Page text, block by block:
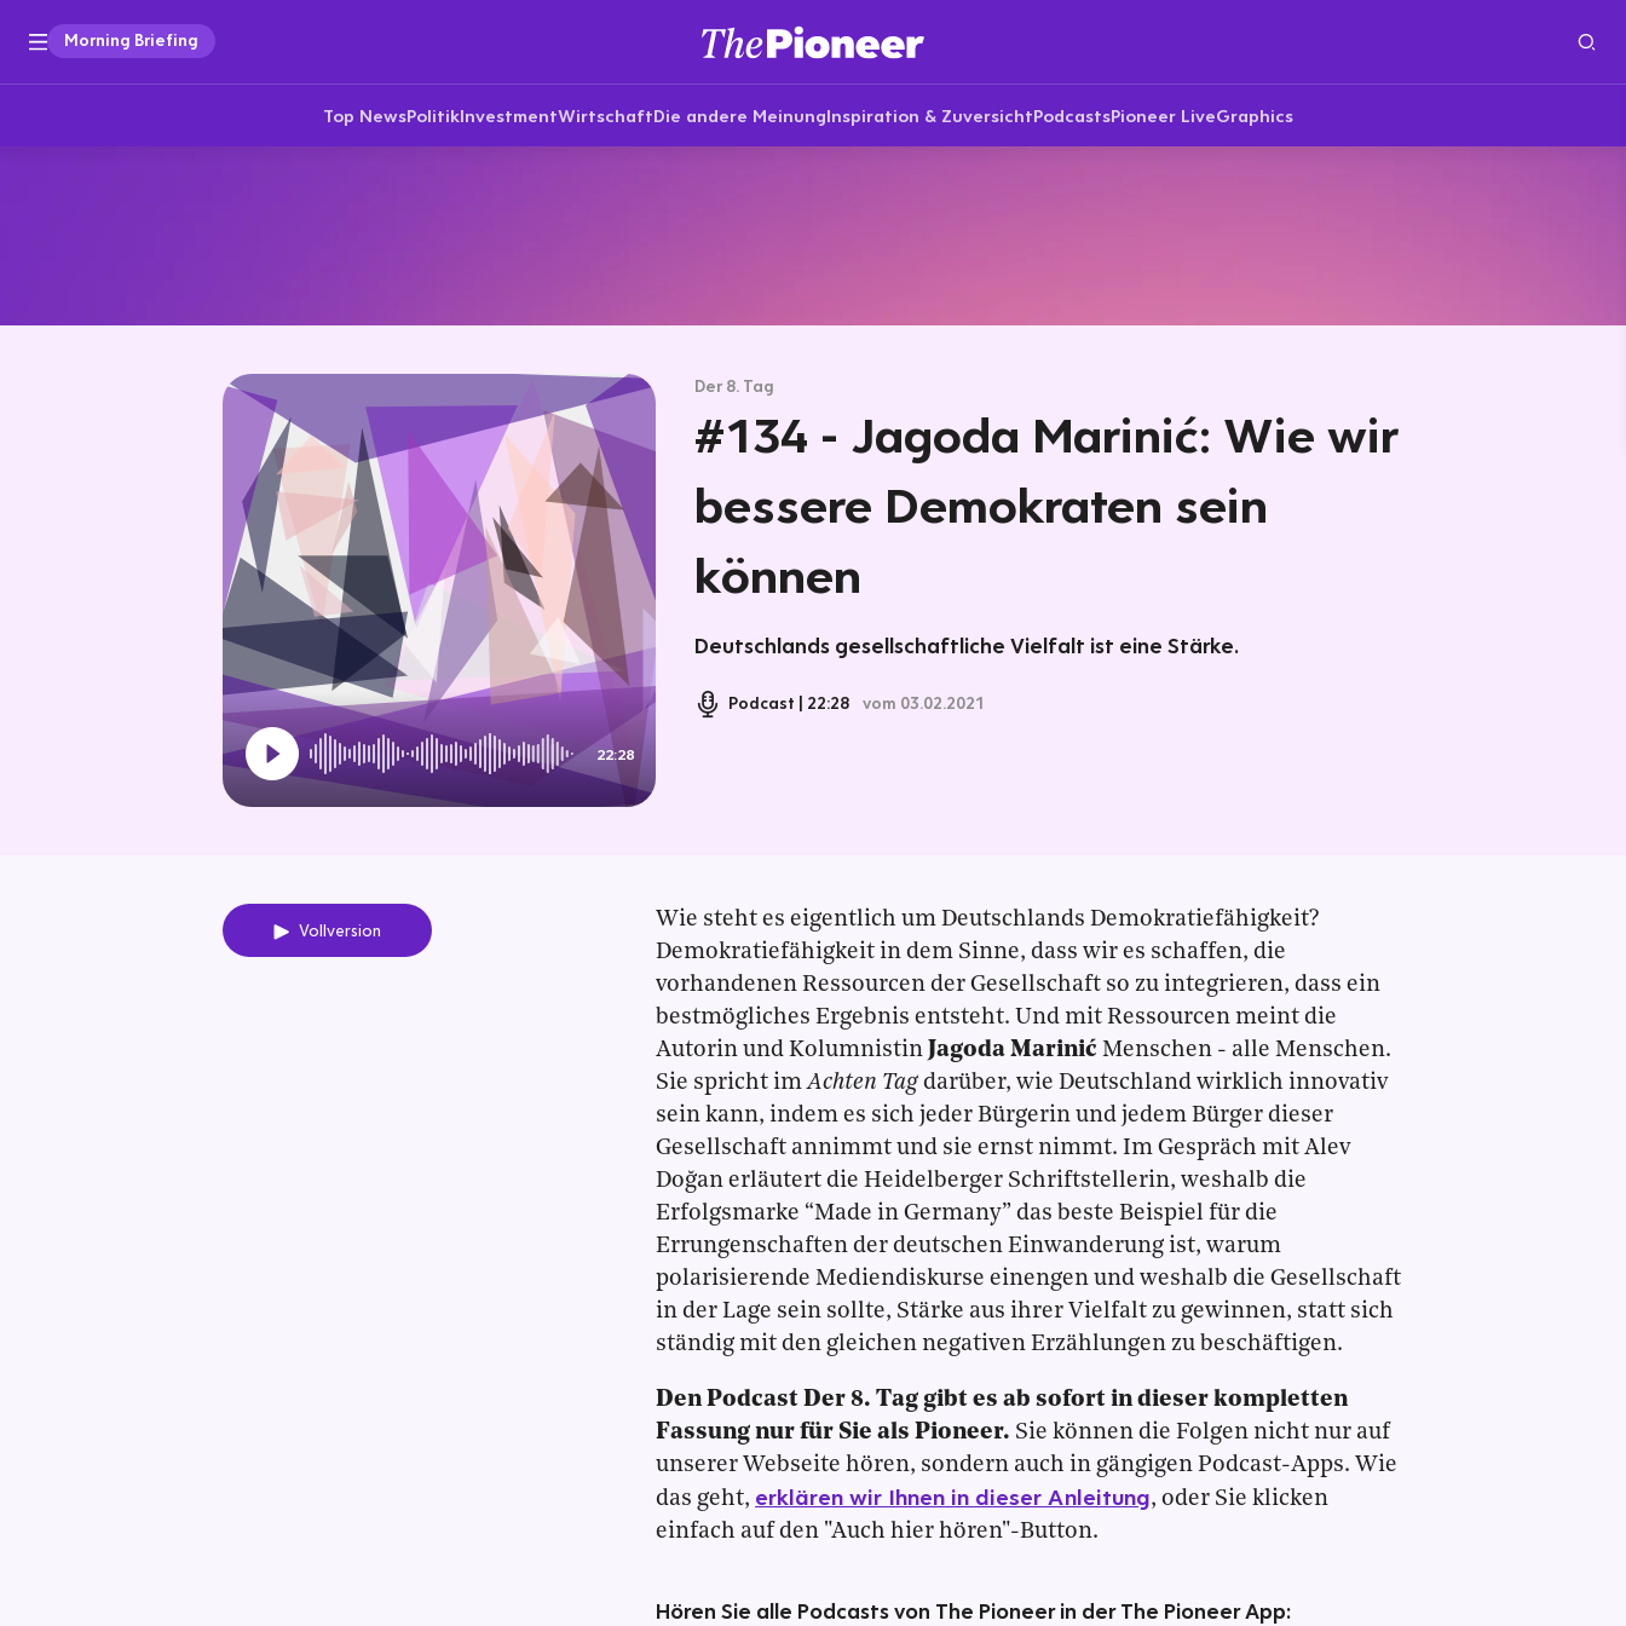
Morning Briefing
Top NewsPolitikInvestmentWirtschaftDie andere MeinungInspiration & ZuversichtPodcastsPioneer LiveGraphics
22:28
Der 8. Tag
#134 - Jagoda Marinić: Wie wir
bessere Demokraten sein
können
Deutschlands gesellschaftliche Vielfalt ist eine Stärke.
Podcast 22:28 vom 03.02.2021
Vollversion
Wie steht es eigentlich um Deutschlands Demokratiefähigkeit?
Demokratiefähigkeit in dem Sinne, dass wir es schaffen, die
vorhandenen Ressourcen der Gesellschaft so zu integrieren, dass ein
bestmögliches Ergebnis entsteht. Und mit Ressourcen meint die
Autorin und Kolumnistin Jagoda Marinić Menschen - alle Menschen.
Sie spricht imAchten Tag darüber, wie Deutschland wirklich innovativ
sein kann, indem es sich jeder Bürgerin und jedem Bürger dieser
Gesellschaft annimmt und sie ernst nimmt. Im Gespräch mit Alev
Doğan erläutert die Heidelberger Schriftstellerin, weshalb die
Erfolgsmarke “Made in Germany” das beste Beispiel für die
Errungenschaften der deutschen Einwanderung ist, warum
polarisierende Mediendiskurse einengen und weshalb die Gesellschaft
in der Lage sein sollte, Stärke aus ihrer Vielfalt zu gewinnen, statt sich
ständig mit den gleichen negativen Erzählungen zu beschäftigen.
Den Podcast Der 8. Tag gibt es ab sofort in dieser kompletten
Fassung nur für Sie als Pioneer. Sie können die Folgen nicht nur auf
unserer Webseite hören, sondern auch in gängigen Podcast-Apps. Wie
das geht, erklären wir Ihnen in dieser Anleitung, oder Sie klicken
einfach auf den "Auch hier hören"-Button.
Hören Sie alle Podcasts von The Pioneer in der The Pioneer App: